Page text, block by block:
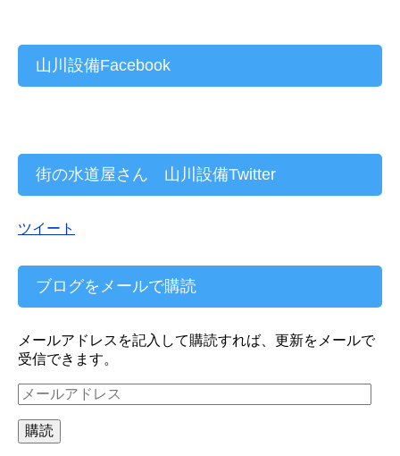
山川設備Facebook
街の水道屋さん 山川設備Twitter
ツイート
ブログをメールで購読
メールアドレスを記入して購読すれば、更新をメールで
受信できます。
メ
ー
ル
ア
購読